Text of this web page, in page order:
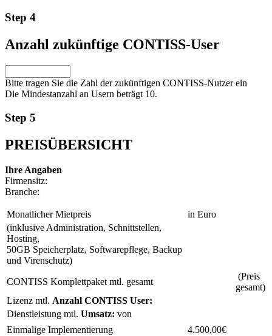
Step 4
Anzahl zukünftige CONTISS-User
Bitte tragen Sie die Zahl der zukünftigen CONTISS-Nutzer ein
Die Mindestanzahl an Usern beträgt 10.
Step 5
PREISÜBERSICHT
Ihre Angaben
Firmensitz:
Branche:
Monatlicher Mietpreis
in Euro
(inklusive Administration, Schnittstellen,
Hosting,
50GB Speicherplatz, Softwarepflege, Backup
und Virenschutz)
CONTISS Komplettpaket mtl. gesamt
(Preis
gesamt)
Lizenz mtl. Anzahl CONTISS User:
Dienstleistung mtl. Umsatz: von
Einmalige Implementierung
4.500,00€